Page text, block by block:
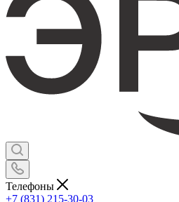
Телефоны
+7 (831) 215-30-03